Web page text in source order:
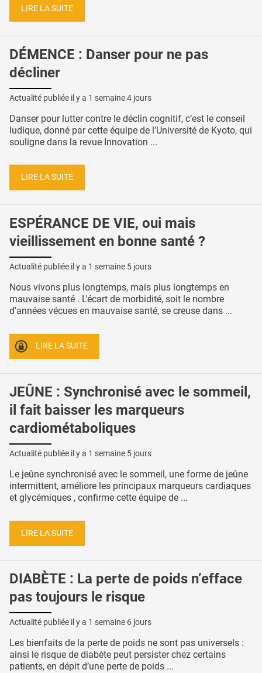
LIRE LA SUITE
DÉMENCE : Danser pour ne pas
décliner
Actualité publiée il y a 1 semaine 4 jours
Danser pour lutter contre le déclin cognitif, c’est le conseil
ludique, donné par cette équipe de l’Université de Kyoto, qui
souligne dans la revue Innovation ...
LIRE LA SUITE
ESPÉRANCE DE VIE, oui mais
vieillissement en bonne santé ?
Actualité publiée il y a 1 semaine 5 jours
Nous vivons plus longtemps, mais plus longtemps en
mauvaise santé . L'écart de morbidité, soit le nombre
d'années vécues en mauvaise santé, se creuse dans ...
LIRE LA SUITE
JEÛNE : Synchronisé avec le sommeil,
il fait baisser les marqueurs
cardiométaboliques
Actualité publiée il y a 1 semaine 5 jours
Le jeûne synchronisé avec le sommeil, une forme de jeûne
intermittent, améliore les principaux marqueurs cardiaques
et glycémiques , confirme cette équipe de ...
LIRE LA SUITE
DIABÈTE : La perte de poids n’efface
pas toujours le risque
Actualité publiée il y a 1 semaine 6 jours
Les bienfaits de la perte de poids ne sont pas universels :
ainsi le risque de diabète peut persister chez certains
patients, en dépit d’une perte de poids ...